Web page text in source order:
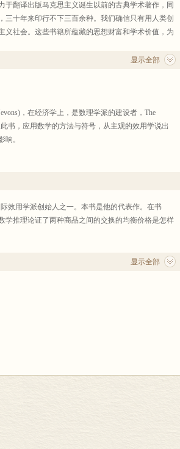
翻译出版马克思主义诞生以前的古典学术著作，同
十年来印行不下三百余种。我们确信只有用人类创
社会。这些书籍所蕴藏的思想财富和学术价值，为
印行了名著三百六十余种。现继续编印第十辑。到
跋予以订正或删除。读书界完全懂得要用正确的分
部
一。在本书中，他利用导数来表述边际效用概
衡价格是怎样决定的。
经济学理论》改为《政治经济学理论》，译名及
显示全部
，在经济学上，是数理学派的建设者，The
书，应用数学的方法与符号，从主观的效用学说出
响。
数理经济学简论；(4)著者经济学著作书目；(5)数
系统化了全体；最后，约翰•穆勒君予以内容上的
白说，在价值法则上未留下什么，要他自己或未来
印证的见解，颇有值得崇拜之处。但在其他科学
误，这是屡次证明过了的。
调和。在这里，我特别要指出人口理论与地租理
用学派创始人之一。本书是他的代表作。在书
学推理论证了两种商品之间的交换的均衡价格是怎样
显示全部